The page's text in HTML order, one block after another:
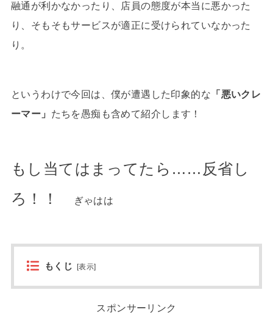
融通が利かなかったり、店員の態度が本当に悪かった
り、そもそもサービスが適正に受けられていなかった
り。
というわけで今回は、僕が遭遇した印象的な 「悪いクレ
ーマー」 たちを愚痴も含めて紹介します！
もし当てはまってたら……反省し
ろ！！
ぎゃはは
もくじ [表示]
スポンサーリンク